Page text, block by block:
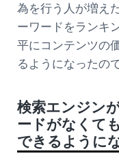
為を行う人が増え
ーワードをランキ
平にコンテンツの
るようになったので
検索エンジン
ードがなくて
できるように